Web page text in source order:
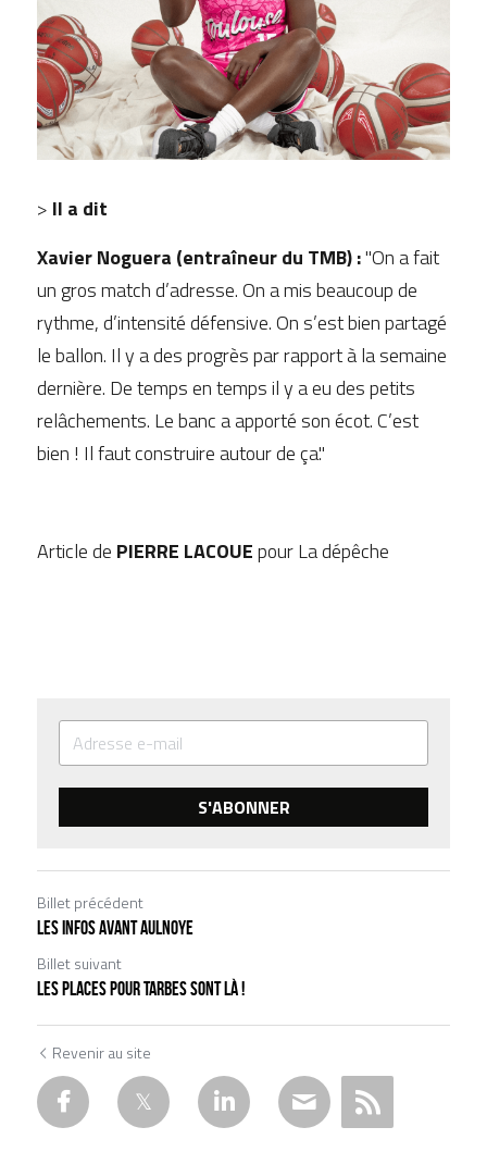
> Il a dit
Xavier Noguera (entraîneur du TMB) : "On a fait
un gros match d’adresse. On a mis beaucoup de
rythme, d’intensité défensive. On s’est bien partagé
le ballon. Il y a des progrès par rapport à la semaine
dernière. De temps en temps il y a eu des petits
relâchements. Le banc a apporté son écot. C’est
bien ! Il faut construire autour de ça."
Article de PIERRE LACOUE pour La dépêche
S'ABONNER
Billet précédent
Les infos avant Aulnoye
Billet suivant
Les places pour Tarbes sont là !
Revenir au site